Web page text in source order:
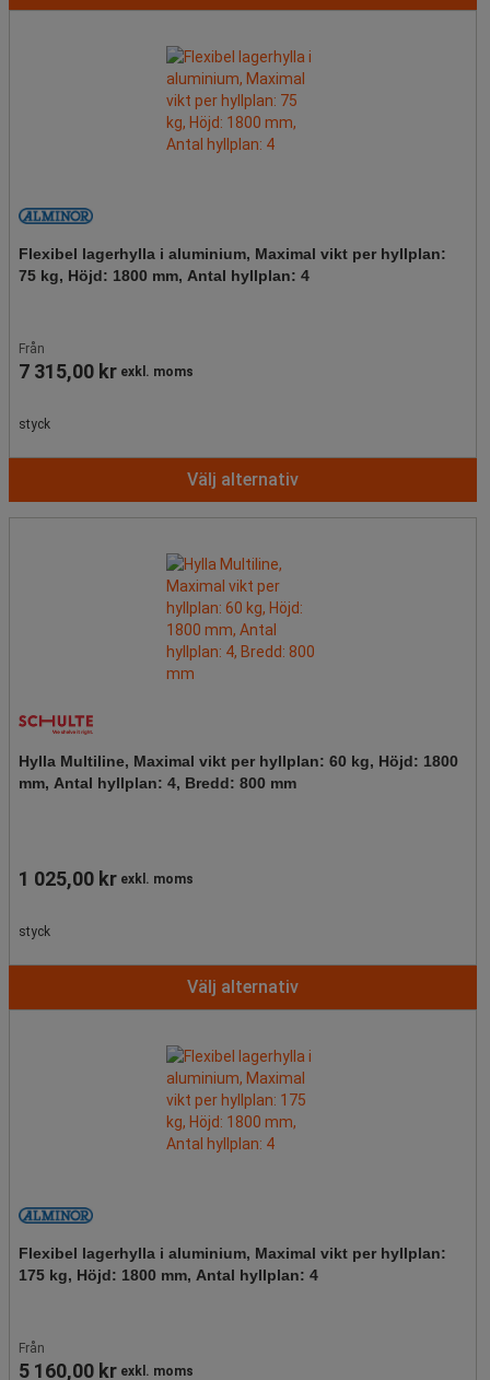
Flexibel lagerhylla i aluminium, Maximal vikt per hyllplan:
75 kg, Höjd: 1800 mm, Antal hyllplan: 4
Från
7 315,00 kr exkl. moms
styck
Välj alternativ
Hylla Multiline, Maximal vikt per hyllplan: 60 kg, Höjd: 1800
mm, Antal hyllplan: 4, Bredd: 800 mm
1 025,00 kr exkl. moms
styck
Välj alternativ
Flexibel lagerhylla i aluminium, Maximal vikt per hyllplan:
175 kg, Höjd: 1800 mm, Antal hyllplan: 4
Från
5 160,00 kr exkl. moms